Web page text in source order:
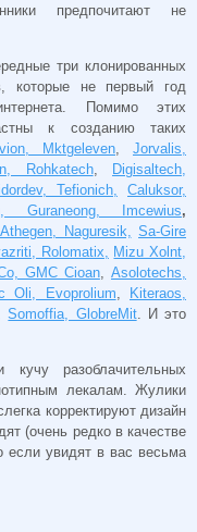
предпочитают не
три клонированных
которые не первый год
Помимо этих
к созданию таких
Mktgeleven, Jorvalis,
Rohkatech,
Digisaltech,
Tefionich,
Caluksor,
Guraneong, Imcewius,
Naguresik, Sa-Gire
Rolomatix, Mizu Xolnt,
GMC Cioan, Asolotechs,
Oli, Evoprolium,
Kiteraos,
Somoffia, GlobreMit. И это
разоблачительных
лекалам. Жулики
корректируют дизайн
(очень редко в качестве
если увидят в вас весьма